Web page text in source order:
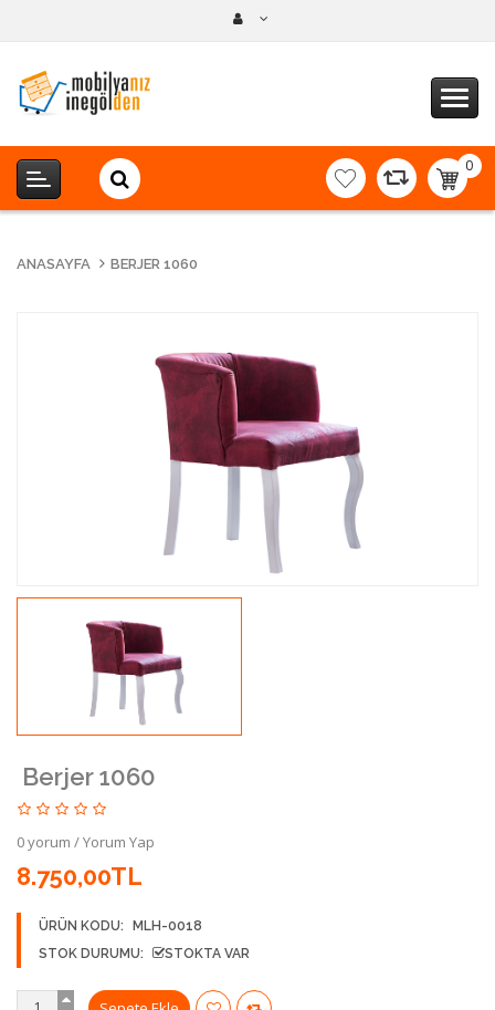
0
-
ANASAYFA BERJER 1060
Berjer 1060
0 yorum /Yorum Yap
8.750,00TL
ÜRÜN KODU:
MLH-0018
STOK DURUMU:
STOKTA VAR